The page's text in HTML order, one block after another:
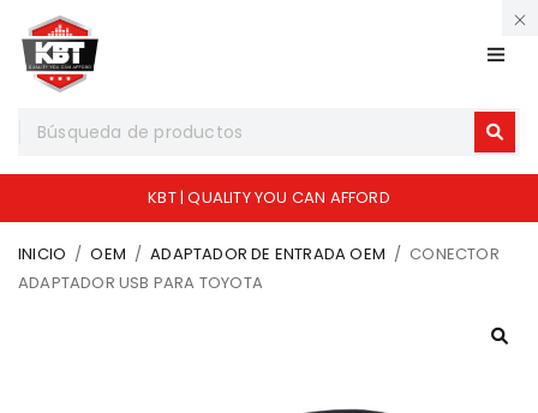
KBT | QUALITY YOU CAN AFFORD
INICIO / OEM / ADAPTADOR DE ENTRADA OEM / CONECTOR
ADAPTADOR USB PARA TOYOTA